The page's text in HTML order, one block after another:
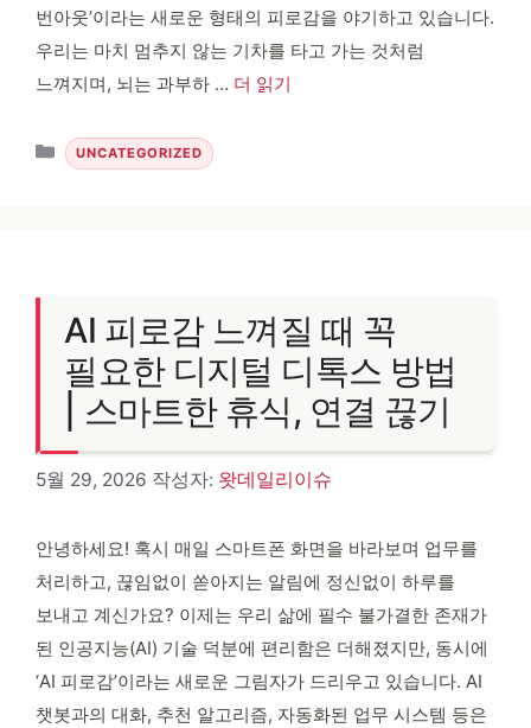
번아웃’이라는 새로운 형태의 피로감을 야기하고 있습니다.
우리는 마치 멈추지 않는 기차를 타고 가는 것처럼
느껴지며, 뇌는 과부하 … 더 읽기
카테고리
UNCATEGORIZED
AI 피로감 느껴질 때 꼭
필요한 디지털 디톡스 방법
| 스마트한 휴식, 연결 끊기
5월 29, 2026 작성자: 왓데일리이슈
안녕하세요! 혹시 매일 스마트폰 화면을 바라보며 업무를
처리하고, 끊임없이 쏟아지는 알림에 정신없이 하루를
보내고 계신가요? 이제는 우리 삶에 필수 불가결한 존재가
된 인공지능(AI) 기술 덕분에 편리함은 더해졌지만, 동시에
‘AI 피로감’이라는 새로운 그림자가 드리우고 있습니다. AI
챗봇과의 대화, 추천 알고리즘, 자동화된 업무 시스템 등은